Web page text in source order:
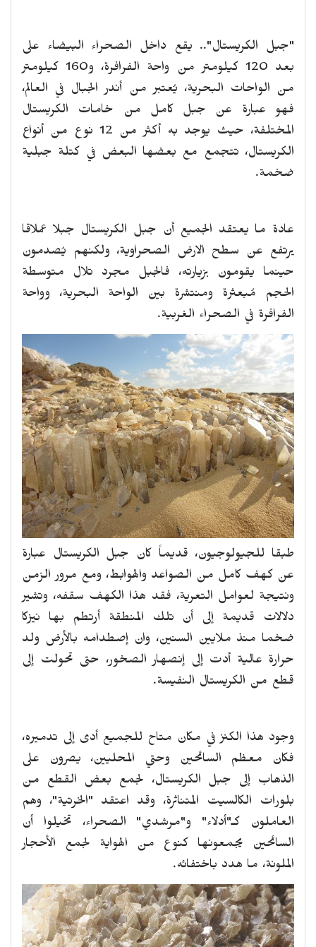
"جبل الكريستال".. يقع داخل الصحراء البيضاء على
بعد 120 كيلومتر من واحة الفرافرة، و160 كيلومتر
من الواحات البحرية، يُعتبر من أندر الجبال في العالم،
فهو عبارة عن جبل كامل من خامات الكريستال
المختلفة، حيث يوجد به أكثر من 12 نوع من أنواع
الكريستال، تتجمع مع بعضها البعض في كتلة جبلية
ضخمة.
عادة ما يعتقد الجميع أن جبل الكريستال جبلا عملاقا
يرتفع عن سطح الارض الصحراوية، ولكنهم يُصدمون
حينما يقومون بزيارته، فالجبل مجرد تلال متوسطة
الحجم مُبعثرة ومنتشرة بين الواحة البحرية، وواحة
الفرافرة في الصحراء الغربية.
طبقا للجيولوجيون، قديماً كان جبل الكريستال عبارة
عن كهف كامل من الصواعد والهوابط، ومع مرور الزمن
ونتيجة لعوامل التعرية، فقد هذا الكهف سقفه، وتشير
دلالات قديمة إلى أن تلك المنطقة أرتطم بها نيزكا
ضخما منذ ملايين السنين، وان إصطدامه بالأرض ولد
حرارة عالية أدت إلى إنصهار الصخور، حتى تحولت إلى
قطع من الكريستال النفيسة.
وجود هذا الكنز في مكان متاح للجميع أدى إلى تدميره،
فكان معظم السائحين وحتي المحليين، يصرون على
الذهاب إلى جبل الكريستال، لجمع بعض القطع من
بلورات الكالسيت المتناثرة، وقد اعتقد "الخرتية"، وهم
العاملون كـ"أدلاء" و"مرشدي" الصحراء، تخيلوا أن
السائحين يجمعونها كنوع من الهواية لجمع الأحجار
الملونة، ما هدد باختفائه.